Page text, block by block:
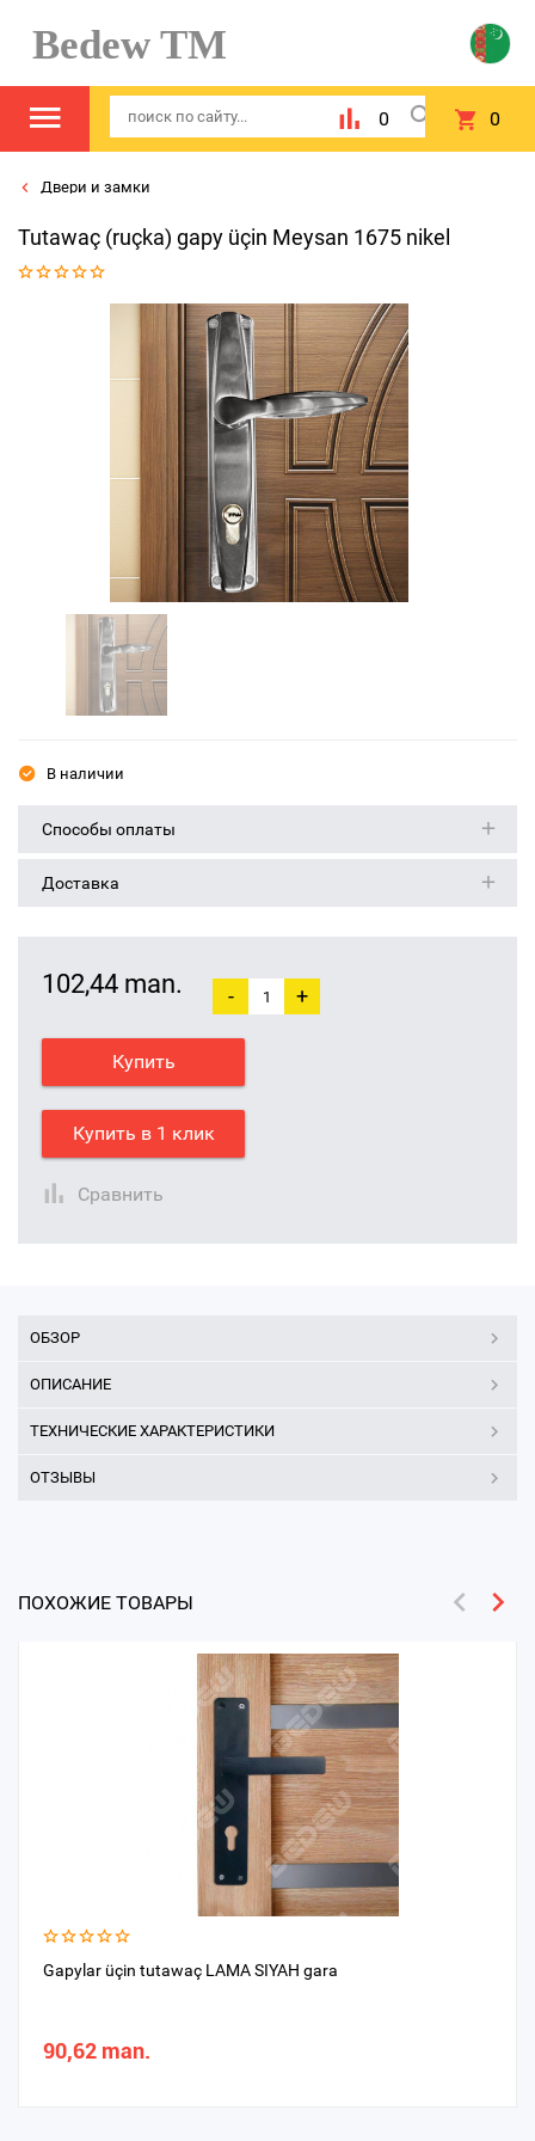
Bedew TM
0 0
Двери и замки
Tutawaç (ruçka) gapy üçin Meysan 1675 nikel
В наличии
Способы оплаты
Доставка
102,44 man. - +
Купить
Купить в 1 клик
Сравнить
ОБЗОР
ОПИСАНИЕ
ТЕХНИЧЕСКИЕ ХАРАКТЕРИСТИКИ
ОТЗЫВЫ
ПОХОЖИЕ ТОВАРЫ
Gapylar üçin tutawaç LAMA SIYAH gara
90,62 man.